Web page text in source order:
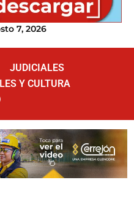
7, 2026
JUDICIALES
Y CULTURA